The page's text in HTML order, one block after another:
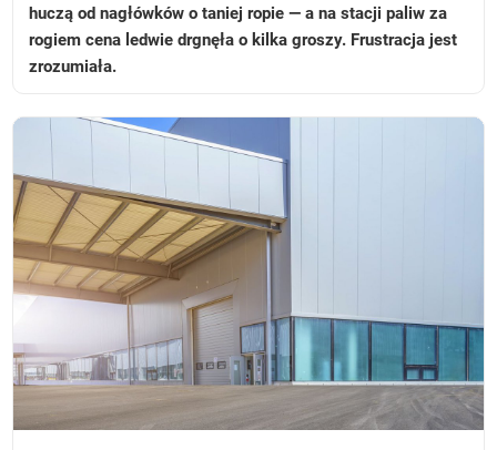
huczą od nagłówków o taniej ropie — a na stacji paliw za
rogiem cena ledwie drgnęła o kilka groszy. Frustracja jest
zrozumiała.